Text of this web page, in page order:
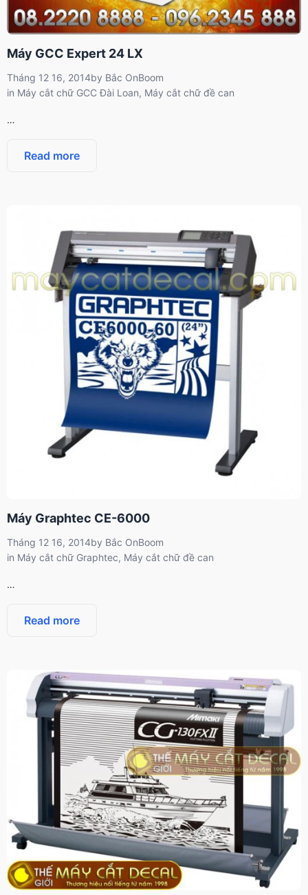
Máy GCC Expert 24 LX
Tháng 12 16, 2014by Bắc OnBoom
in Máy cắt chữ GCC Đài Loan, Máy cắt chữ đề can
…
Read more
Máy Graphtec CE-6000
Tháng 12 16, 2014by Bắc OnBoom
in Máy cắt chữ Graphtec, Máy cắt chữ đề can
…
Read more